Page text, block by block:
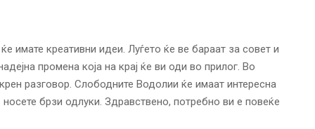
имате креативни идеи. Луѓето ќе ве бараат за совет и
промена која на крај ќе ви оди во прилог. Во
разговор. Слободните Водолии ќе имаат интересна
брзи одлуки. Здравствено, потребно ви е повеќе